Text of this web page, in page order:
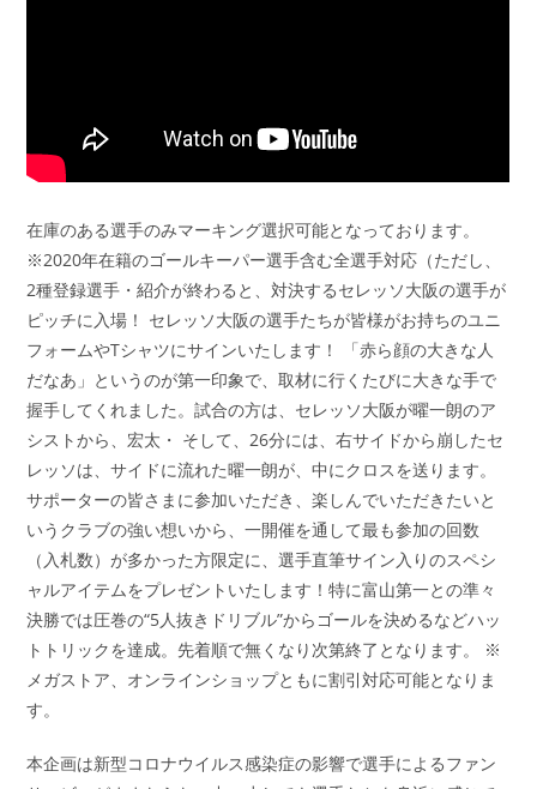
在庫のある選手のみマーキング選択可能となっております。
※2020年在籍のゴールキーパー選手含む全選手対応（ただし、
2種登録選手・紹介が終わると、対決するセレッソ大阪の選手が
ピッチに入場！ セレッソ大阪の選手たちが皆様がお持ちのユニ
フォームやTシャツにサインいたします！ 「赤ら顔の大きな人
だなあ」というのが第一印象で、取材に行くたびに大きな手で
握手してくれました。試合の方は、セレッソ大阪が曜一朗のア
シストから、宏太・ そして、26分には、右サイドから崩したセ
レッソは、サイドに流れた曜一朗が、中にクロスを送ります。
サポーターの皆さまに参加いただき、楽しんでいただきたいと
いうクラブの強い想いから、一開催を通して最も参加の回数
（入札数）が多かった方限定に、選手直筆サイン入りのスペシ
ャルアイテムをプレゼントいたします！特に富山第一との準々
決勝では圧巻の“5人抜きドリブル”からゴールを決めるなどハッ
トトリックを達成。先着順で無くなり次第終了となります。 ※
メガストア、オンラインショップともに割引対応可能となりま
す。
本企画は新型コロナウイルス感染症の影響で選手によるファン